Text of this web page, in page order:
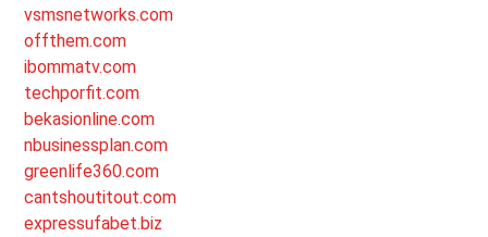
vsmsnetworks.com
offthem.com
ibommatv.com
techporfit.com
bekasionline.com
nbusinessplan.com
greenlife360.com
cantshoutitout.com
expressufabet.biz